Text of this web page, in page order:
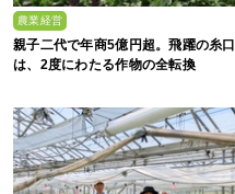
農業経営
親子二代で年商5億円超。飛躍の糸口
は、2度にわたる作物の全転換